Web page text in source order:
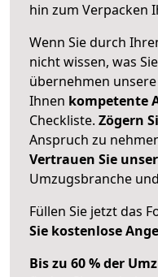
hin zum Verpacken
Wenn Sie durch
nicht wissen, was
übernehmen
Ihnen kompetente
Checkliste. Zögern
Anspruch zu
Vertrauen Sie
Umzugsbranche
Füllen Sie jetzt das
Sie kostenlose
Bis zu 60 % der